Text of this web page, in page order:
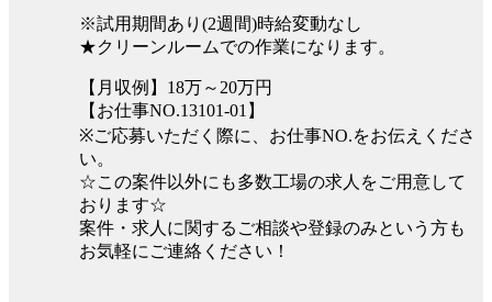
※試用期間あり(2週間)時給変動なし
★クリーンルームでの作業になります。
【月収例】18万～20万円
【お仕事NO.13101-01】
※ご応募いただく際に、お仕事NO.をお伝えくださ
い。
☆この案件以外にも多数工場の求人をご用意して
おります☆
案件・求人に関するご相談や登録のみという方も
お気軽にご連絡ください！